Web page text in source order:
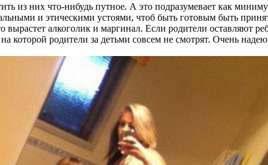
из них что-нибудь путное. А это подразумевает как
и этическими устоями, чтоб быть готовым быть
алкоголик и маргинал. Если родители оставляют
которой родители за детьми совсем не смотрят. Очень